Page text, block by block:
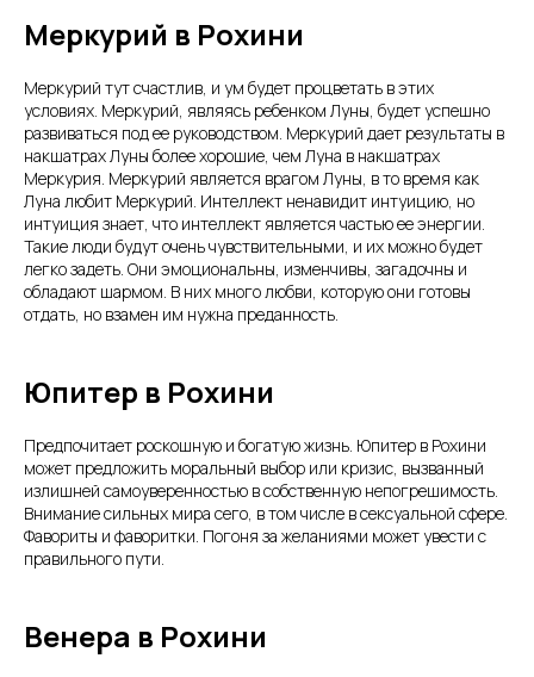
Меркурий в Рохини
Меркурий тут счастлив, и ум будет процветать в этих
условиях. Меркурий, являясь ребенком Луны, будет успешно
развиваться под ее руководством. Меркурий дает результаты в
накшатрах Луны более хорошие, чем Луна в накшатрах
Меркурия. Меркурий является врагом Луны, в то время как
Луна любит Меркурий. Интеллект ненавидит интуицию, но
интуиция знает, что интеллект является частью ее энергии.
Такие люди будут очень чувствительными, и их можно будет
легко задеть. Они эмоциональны, изменчивы, загадочны и
обладают шармом. В них много любви, которую они готовы
отдать, но взамен им нужна преданность.
Юпитер в Рохини
Предпочитает роскошную и богатую жизнь. Юпитер в Рохини
может предложить моральный выбор или кризис, вызванный
излишней самоуверенностью в собственную непогрешимость.
Внимание сильных мира сего, в том числе в сексуальной сфере.
Фавориты и фаворитки. Погоня за желаниями может увести с
правильного пути.
Венера в Рохини